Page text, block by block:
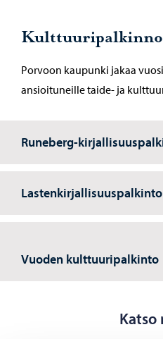
Porvoon kaupunki jakaa
ansioituneille taide- ja
Runeberg-
Vuoden kulttuuripalkinto
Katso